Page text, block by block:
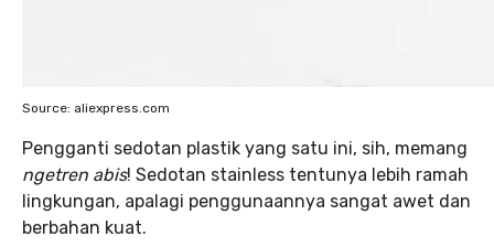
Source: aliexpress.com
Pengganti sedotan plastik yang satu ini, sih, memang
ngetren abis! Sedotan stainless tentunya lebih ramah
lingkungan, apalagi penggunaannya sangat awet dan
berbahan kuat.